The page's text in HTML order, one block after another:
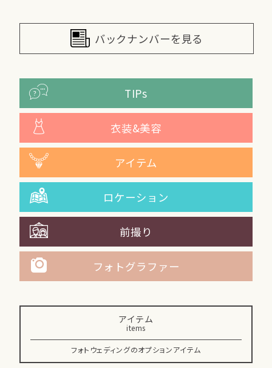
バックナンバーを見る
TIPs
衣装&美容
アイテム
ロケーション
前撮り
フォトグラファー
アイテム
items
フォトウェディングのオプションアイテム